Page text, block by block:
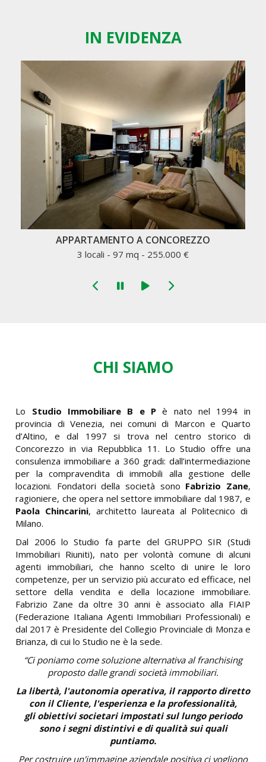
IN EVIDENZA
VILLA A BORGIO VEREZZI
5 locali - 200 mq - 1.190.000 €
CHI SIAMO
Lo Studio Immobiliare B e P è nato nel 1994 in
provincia di Venezia, nei comuni di Marcon e Quarto
d’Altino, e dal 1997 si trova nel centro storico di
Concorezzo in via Repubblica 11. Lo Studio offre una
consulenza immobiliare a 360 gradi: dall’intermediazione
per la compravendita di immobili alla gestione delle
locazioni. Fondatori della società sono Fabrizio Zane,
ragioniere, che opera nel settore immobiliare dal 1987, e
Paola Chincarini, architetto laureata al Politecnico di
Milano.
Dal 2006 lo Studio fa parte del GRUPPO SIR (Studi
Immobiliari Riuniti), nato per volontà comune di alcuni
agenti immobiliari, che hanno scelto di unire le loro
competenze, per un servizio più accurato ed efficace, nel
settore della vendita e della locazione immobiliare.
Fabrizio Zane da oltre 30 anni è associato alla FIAIP
(Federazione Italiana Agenti Immobiliari Professionali) e
dal 2017 è Presidente del Collegio Provinciale di Monza e
Brianza, di cui lo Studio ne è la sede.
“Ci poniamo come soluzione alternativa al franchising
proposto dalle grandi società immobiliari.
La libertà, l'autonomia operativa, il rapporto diretto
con il Cliente, l'esperienza e la professionalità,
gli obiettivi societari impostati sul lungo periodo
sono i segni distintivi e di qualità sui quali
puntiamo.
Per costruire un'immagine aziendale positiva ci vogliono